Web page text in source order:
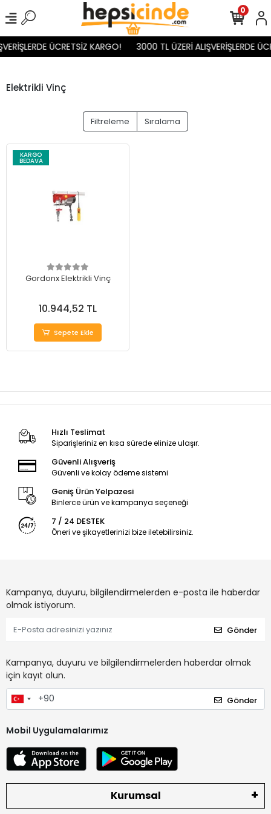
ÜCRETSİZ KARGO! 3000 TL ÜZERİ ALIŞVERİŞLERDE
0
Elektrikli Vinç
Filtreleme Sıralama
KARGO
BEDAVA
Gordonx Elektrikli Vinç
10.944,52 TL
Sepete Ekle
Hızlı Teslimat
Siparişleriniz en kısa sürede elinize ulaşır.
Güvenli Alışveriş
Güvenli ve kolay ödeme sistemi
Geniş Ürün Yelpazesi
Binlerce ürün ve kampanya seçeneği
7 / 24 DESTEK
Öneri ve şikayetlerinizi bize iletebilirsiniz.
Kampanya, duyuru, bilgilendirmelerden e-posta ile haberdar
olmak istiyorum.
Gönder
Kampanya, duyuru ve bilgilendirmelerden haberdar olmak
için kayıt olun.
Gönder
Mobil Uygulamalarımız
Kurumsal